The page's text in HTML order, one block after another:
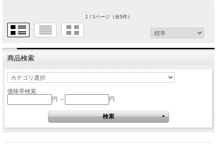
1 / 1ページ（全5件）
商品検索
価格帯検索
円 ～
円